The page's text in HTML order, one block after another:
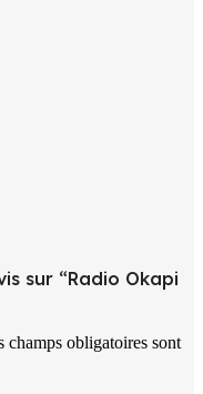
sur “Radio Okapi
champs obligatoires sont